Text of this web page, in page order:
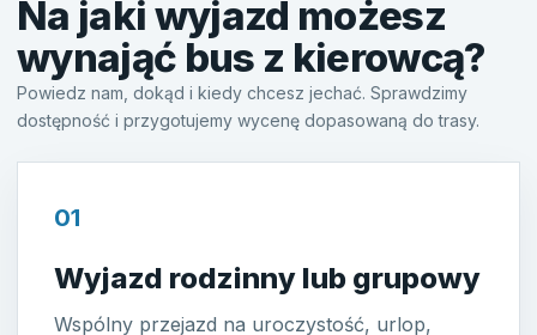
Na jaki wyjazd możesz
wynająć bus z kierowcą?
Powiedz nam, dokąd i kiedy chcesz jechać. Sprawdzimy
dostępność i przygotujemy wycenę dopasowaną do trasy.
01
Wyjazd rodzinny lub grupowy
Wspólny przejazd na uroczystość, urlop,